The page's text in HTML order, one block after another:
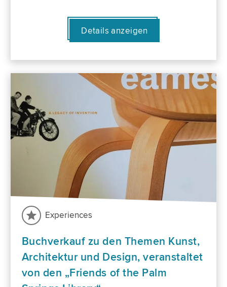
Details anzeigen
Experiences
Buchverkauf zu den Themen Kunst,
Architektur und Design, veranstaltet
von den „Friends of the Palm